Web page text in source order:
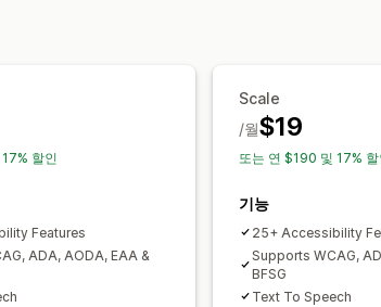
할인
Features
ADA, AODA, EAA &
Scale
$19
/월
또는 연 $190 및 17% 할
기능
25+ Accessibility
Supports WCAG,
BFSG
Text To Speech